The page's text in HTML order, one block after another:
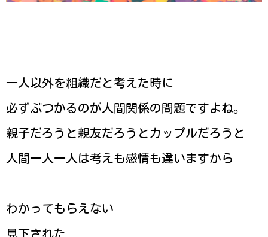
一人以外を組織だと考えた時に
必ずぶつかるのが人間関係の問題ですよね。
親子だろうと親友だろうとカップルだろうと
人間一人一人は考えも感情も違いますから
わかってもらえない